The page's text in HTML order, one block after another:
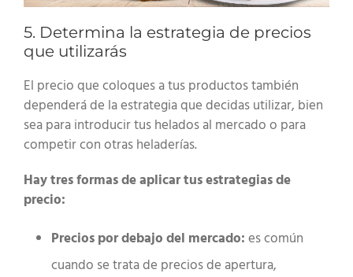
5. Determina la estrategia de precios
que utilizarás
El precio que coloques a tus productos también
dependerá de la estrategia que decidas utilizar, bien
sea para introducir tus helados al mercado o para
competir con otras heladerías.
Hay tres formas de aplicar tus estrategias de
precio:
Precios por debajo del mercado:es común
cuando se trata de precios de apertura,